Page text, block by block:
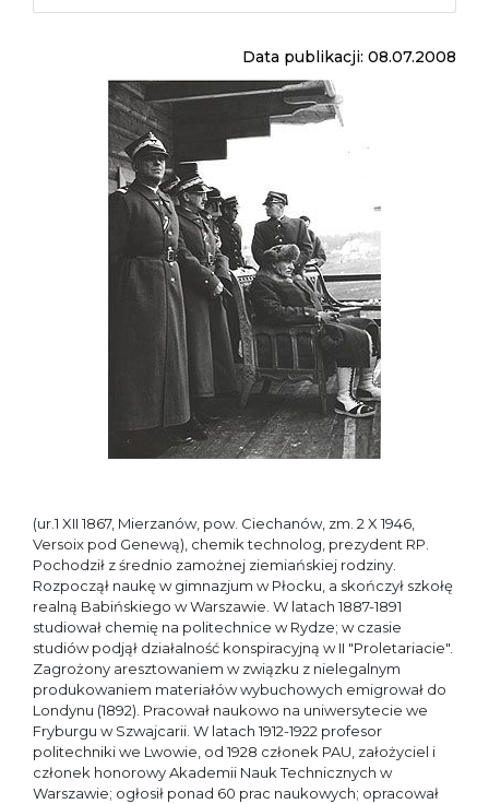
Data publikacji: 08.07.2008
(ur.1 XII 1867, Mierzanów, pow. Ciechanów, zm. 2 X 1946,
Versoix pod Genewą), chemik technolog, prezydent RP.
Pochodził z średnio zamożnej ziemiańskiej rodziny.
Rozpoczął naukę w gimnazjum w Płocku, a skończył szkołę
realną Babińskiego w Warszawie. W latach 1887-1891
studiował chemię na politechnice w Rydze; w czasie
studiów podjął działalność konspiracyjną w II "Proletariacie".
Zagrożony aresztowaniem w związku z nielegalnym
produkowaniem materiałów wybuchowych emigrował do
Londynu (1892). Pracował naukowo na uniwersytecie we
Fryburgu w Szwajcarii. W latach 1912-1922 profesor
politechniki we Lwowie, od 1928 członek PAU, założyciel i
członek honorowy Akademii Nauk Technicznych w
Warszawie; ogłosił ponad 60 prac naukowych; opracował